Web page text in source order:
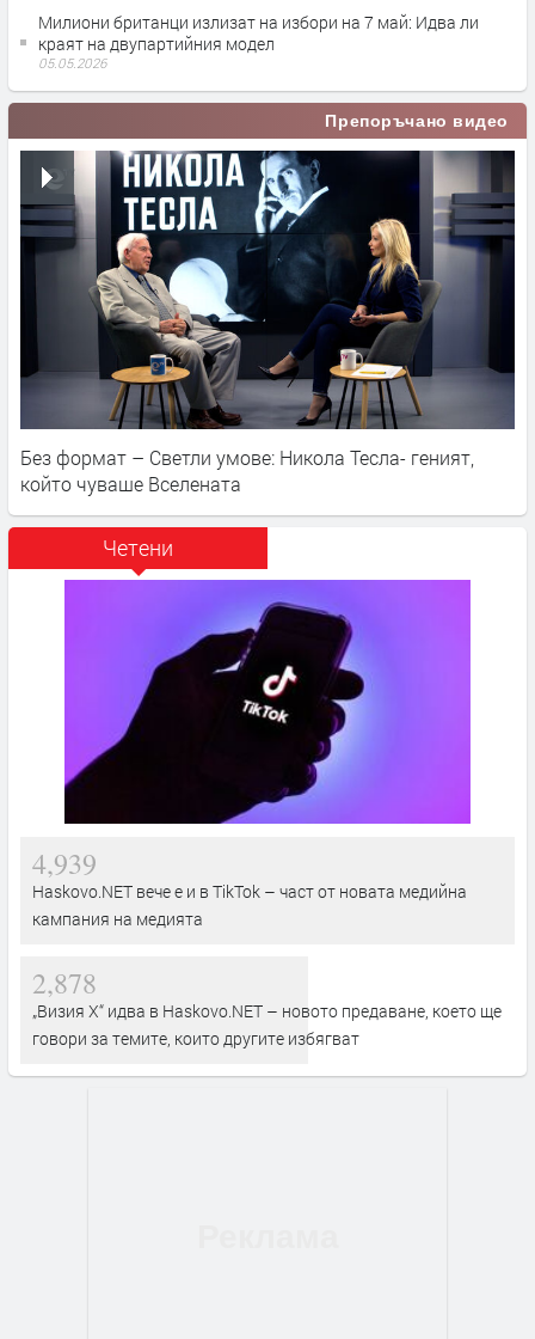
Милиони британци излизат на избори на 7 май: Идва ли
краят на двупартийния модел
05.05.2026
Препоръчано видео
Без формат – Светли умове: Никола Тесла- геният,
който чуваше Вселената
Четени
4,939
Haskovo.NET вече е и в TikTok – част от новата медийна
кампания на медията
2,878
„Визия Х“ идва в Haskovo.NET – новото предаване, което ще
говори за темите, които другите избягват